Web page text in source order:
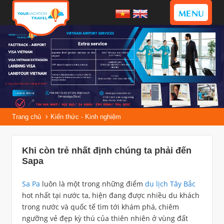
MENU
Trang chủ Kiến thức - Kinh nghiệm
Khi còn trẻ nhất định chúng ta phải đến
Sapa
Sa Pa luôn là một trong những điểm du lịch Tây Bắc
hot nhất tại nước ta, hiện đang được nhiều du khách
trong nước và quốc tế tìm tới khám phá, chiêm
ngưỡng vẻ đẹp kỳ thú của thiên nhiên ở vùng đất